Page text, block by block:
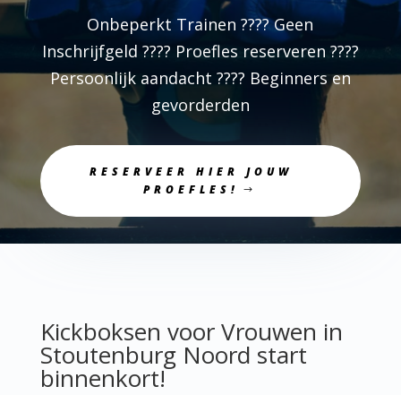
Onbeperkt Trainen ???? Geen
Inschrijfgeld ???? Proefles reserveren ????
Persoonlijk aandacht ???? Beginners en
gevorderden
RESERVEER HIER JOUW
PROEFLES!
Kickboksen voor Vrouwen in
Stoutenburg Noord start
binnenkort!